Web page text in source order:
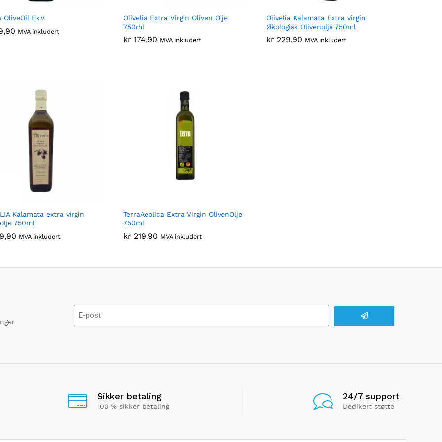
OliveOil Ex.V
MVA inkludert
Olivelia Extra Virgin Oliven Olje
750ml
kr 174,90 MVA inkludert
kr 174,90
Olivelia Kalamata Extra virgin
Økologisk Olivenolje 750ml
kr 229,90 MVA inkludert
kr 229,90
Kalamata extra virgin
750ml
MVA inkludert
TerraAeolica Extra Virgin OlivenOlje
750ml
kr 219,90 MVA inkludert
kr 219,90
Sikker betaling
100 % sikker betaling
24/7 support
Dedikert støtte